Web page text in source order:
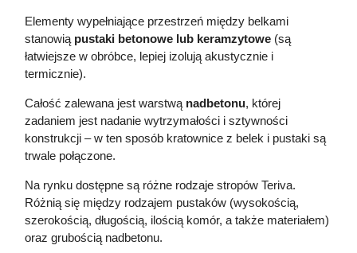
Elementy wypełniające przestrzeń między belkami
stanowią pustaki betonowe lub keramzytowe (są
łatwiejsze w obróbce, lepiej izolują akustycznie i
termicznie).
Całość zalewana jest warstwą nadbetonu, której
zadaniem jest nadanie wytrzymałości i sztywności
konstrukcji – w ten sposób kratownice z belek i pustaki są
trwale połączone.
Na rynku dostępne są różne rodzaje stropów Teriva.
Różnią się między rodzajem pustaków (wysokością,
szerokością, długością, ilością komór, a także materiałem)
oraz grubością nadbetonu.